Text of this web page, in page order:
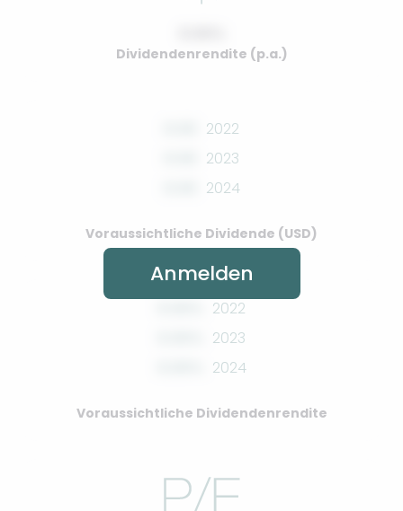
Dividendenrendite (p.a.)
2022
2023
2024
Voraussichtliche Dividende (USD)
2022
2023
2024
Voraussichtliche Dividendenrendite
Anmelden